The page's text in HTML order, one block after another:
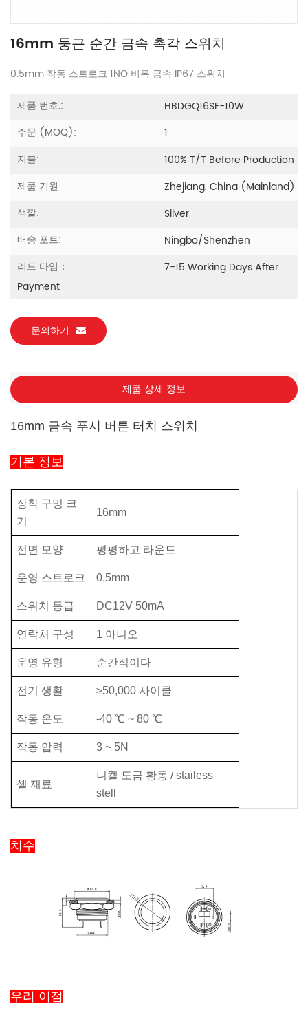
16mm 둥근 순간 금속 촉각 스위치
0.5mm 작동 스트로크 1NO 비록 금속 IP67 스위치
제품 번호.:
HBDGQ16SF-10W
주문 (MOQ):
1
지불:
100% T/T Before Production
제품 기원:
Zhejiang, China (Mainland)
색깔:
Silver
배송 포트:
Ningbo/Shenzhen
리드 타임：
7-15 Working Days After
Payment
문의하기
제품 상세 정보
16mm 금속 푸시 버튼 터치 스위치
기본 정보
장착 구멍 크
기
16mm
전면 모양 평평하고 라운드
운영 스트로크 0.5mm
스위치 등급 DC12V 50mA
연락처 구성 1 아니오
운영 유형 순간적이다
전기 생활 ≥50,000 사이클
작동 온도 -40 ℃ ~ 80 ℃
작동 압력 3 ~ 5N
셸 재료
니켈 도금 황동 / stailess
stell
치수
우리 이점